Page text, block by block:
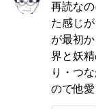
再読な
た感じ
が最初
界と妖
り・つ
ので他